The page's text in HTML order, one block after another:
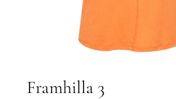
Framhilla 3